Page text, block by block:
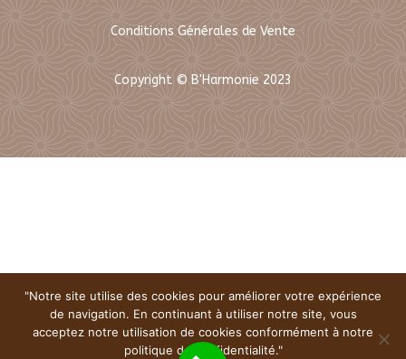
Conditions Générales de Vente
Copyright © B'Harmonie 2023
"Notre site utilise des cookies pour améliorer votre expérience
de navigation. En continuant à utiliser notre site, vous
acceptez notre utilisation de cookies conformément à notre
politique de confidentialité."